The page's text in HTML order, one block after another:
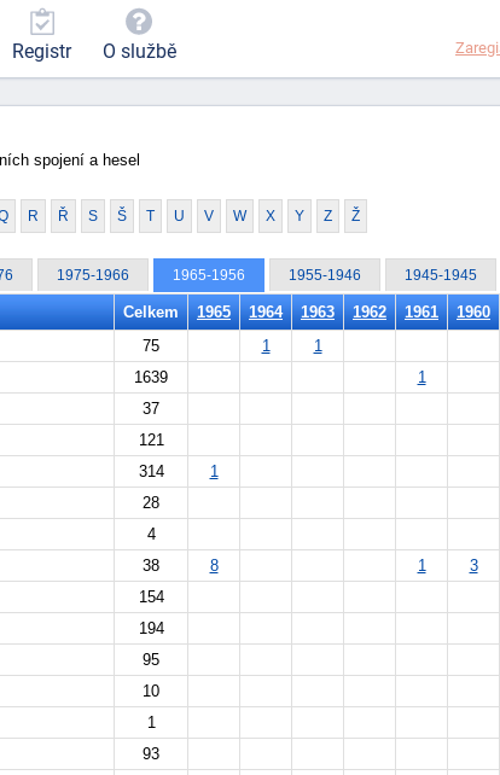
spojení a hesel
R Ř S Š T U V W X Y Z Ž
1975-1966 1965-1956 1955-1946 1945-1945
Celkem 1965 1964 1963 1962 1961
1960
75 1
1
1639
1
37
121
314
1
28
4
38 8 1
3
154
194
95
10
1
93
Registr O službě